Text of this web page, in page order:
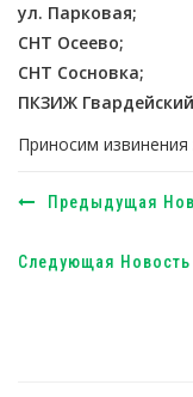
ул. Парковая;
СНТ Осеево;
СНТ Сосновка;
ПКЗИЖ
Приносим
Предыдущая
Следующая Новость